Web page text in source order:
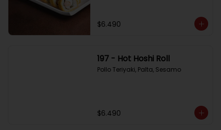
$6.490
197 - Hot Hoshi Roll
Pollo Teriyaki, Palta, Sesamo
$6.490